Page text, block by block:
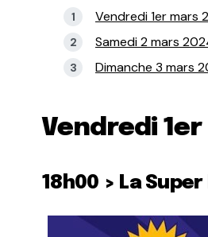
Vendredi 1er mars
Samedi 2 mars
Dimanche 3 mars
Vendredi
18h00 > La